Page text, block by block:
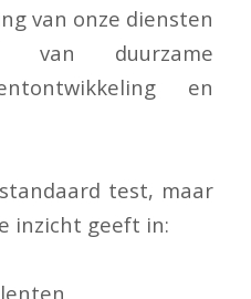
van onze diensten
duurzame
en
test, maar
inzicht geeft in: